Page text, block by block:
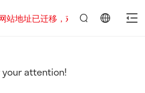
站地址已迁移，欢迎访问新址：
attention!